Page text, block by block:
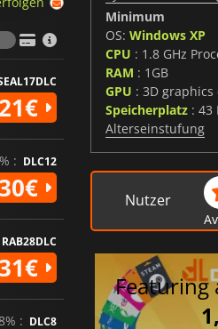
Gebühren
: DLC12
RAB28DLC
: DLC8
Minimum
OS: Windows XP
CPU : 1.8 GHz
RAM : 1GB
GPU : 3D
Speicherplatz: 43
Alterseinstufung
Nutzer
Featuring